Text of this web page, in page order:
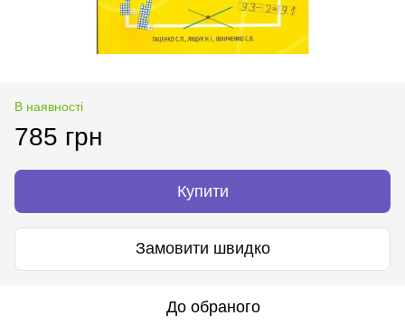
В наявності
785 грн
Купити
Замовити швидко
До обраного